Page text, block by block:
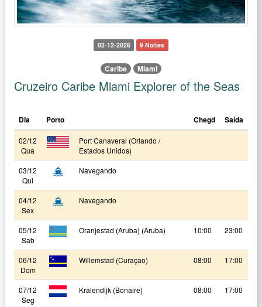
02-12-2026 9 Noites
Caribe Miami
Cruzeiro Caribe Miami Explorer of the Seas
Dia Porto Chegd Saída
02/12
Qua
Port Canaveral (Orlando /
Estados Unidos)
03/12
Qui
Navegando
04/12
Sex
Navegando
05/12
Sab
Oranjestad (Aruba) (Aruba) 10:00 23:00
06/12
Dom
Willemstad (Curaçao) 08:00 17:00
07/12
Seg
Kralendijk (Bonaire) 08:00 17:00